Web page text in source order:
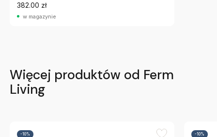
382.00 zł
w magazynie
Więcej produktów od Ferm
Living
-10% -10%